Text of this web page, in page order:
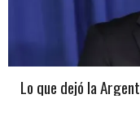
Lo que dejó la